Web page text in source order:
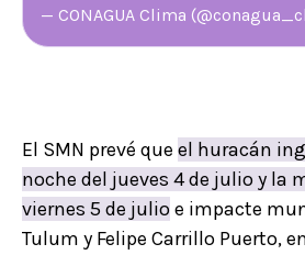
— CONAGUA Clima
El SMN prevé que el huracán
noche del jueves 4 de julio y la
viernes 5 de julioe impacte
Tulum y Felipe Carrillo Puerto,